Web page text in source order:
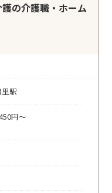
の介護職・ホーム
駅
円～